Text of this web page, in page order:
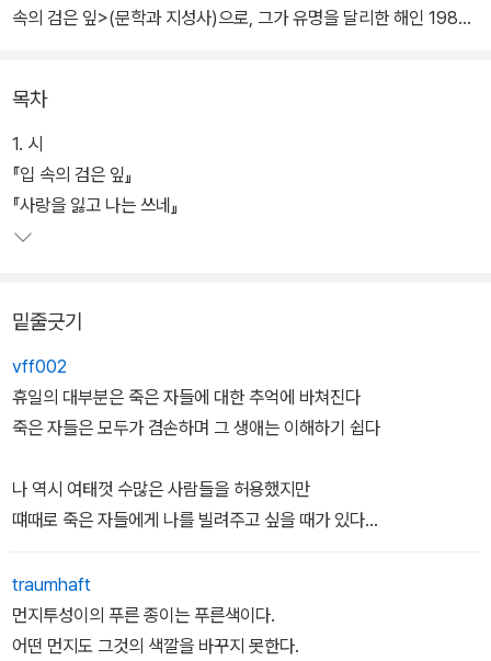
속의 검은 잎>(문학과 지성사)으로, 그가 유명을 달리한 해인 1989
다.
두번째 책은 산문집 <짧은 여행의 기록>(살림출판사)으로, 1990년
3월에 나왔다. 역시 고인이 생전에 발표한 산문과 앞의 편집위원회가
추린 미발표 산문을 묶어서 낸 책이다. 마지막 책은 5주기가 되는 해
소설과 시, 그리고 평론을 담았다.
기형도의 10주기를 앞두고, 전집 간행을 위해서 작년 여름에 다시 편
집위원회가 구성되었다. 작업에 들어가기에 앞서서, 문학과지성사는
절차를 밟았다. 이후에 편집위원들은 유족의 도움을 받아서 기형도의
미발표 작품을 한데 모아 검토하는 작업, 세 권의 책에 실린 작품들을
단편소설 <겨울의 끝>을 새롭게 찾아내어 전집에 포함시켰다. 그러
목차
1. 시
『입 속의 검은 잎』
『사랑을 잃고 나는 쓰네』
밑줄긋기
vff002
휴일의 대부분은 죽은 자들에 대한 추억에 바쳐진다
죽은 자들은 모두가 겸손하며 그 생애는 이해하기 쉽다
나 역시 여태껏 수많은 사람들을 허용했지만
떄때로 죽은 자들에게 나를 빌려주고 싶을 때가 있다
수북한 턱수염이 매력적인 이 두꺼운 책의 저자는 의심할 여지없이
불행한 생을 보냈다
위대한 작가들이란 대부분 비슷한 삶을 살다 갔다, 그들이 선택할 삶
traumhaft
먼지투성이의 푸른 종이는 푸른색이다.
어떤 먼지도 그것의 색깔을 바꾸지 못한다.